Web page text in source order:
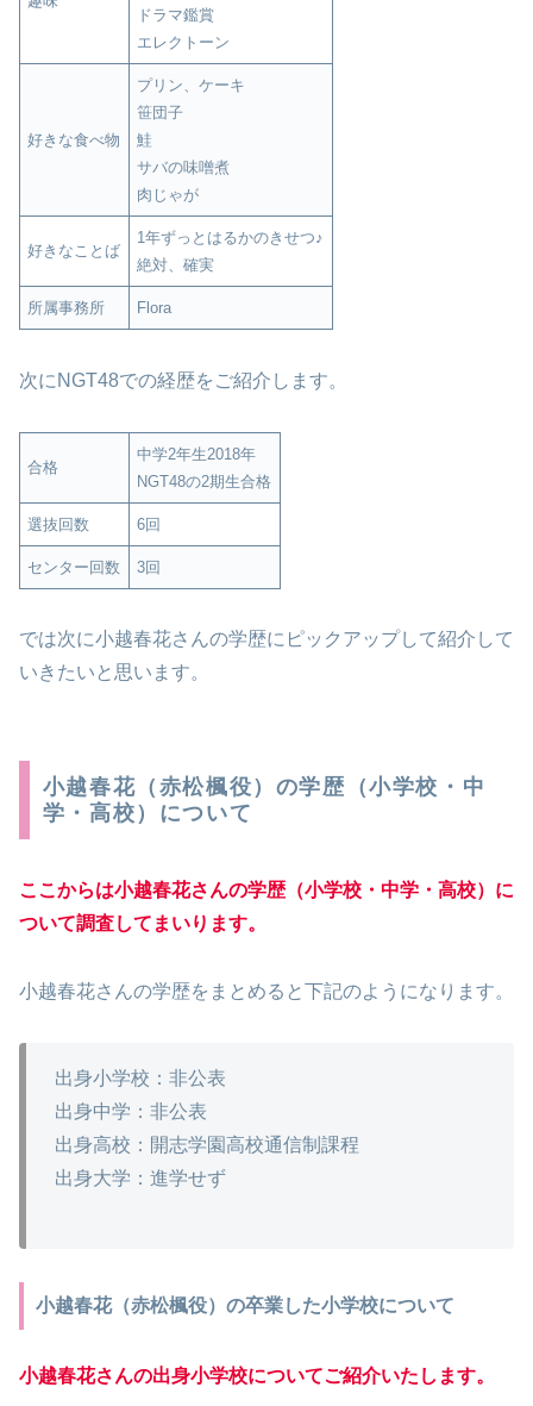
ドラマ鑑賞
エレクトーン
好きな食べ物
プリン、ケーキ
笹団子
鮭
サバの味噌煮
肉じゃが
好きなことば
1年ずっとはるかのきせつ♪
絶対、確実
所属事務所 Flora
次にNGT48での経歴をご紹介します。
合格
中学2年生2018年
NGT48の2期生合格
選抜回数 6回
センター回数 3回
では次に小越春花さんの学歴にピックアップして紹介して
いきたいと思います。
小越春花（赤松楓役）の学歴（小学校・中
学・高校）について
ここからは小越春花さんの学歴（小学校・中学・高校）に
ついて調査してまいります。
小越春花さんの学歴をまとめると下記のようになります。
出身小学校：非公表
出身中学：非公表
出身高校：開志学園高校通信制課程
出身大学：進学せず
小越春花（赤松楓役）の卒業した小学校について
小越春花さんの出身小学校についてご紹介いたします。